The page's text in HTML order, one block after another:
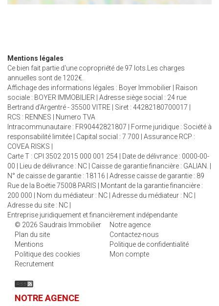
Mentions légales
Ce bien fait partie d'une copropriété de 97 lots.Les charges
annuelles sont de 1202€.
Affichage des informations légales : Boyer Immobilier | Raison
sociale : BOYER IMMOBILIER | Adresse siège social : 24 rue
Bertrand d'Argentré - 35500 VITRE | Siret : 44282180700017 |
RCS : RENNES | Numero TVA
Intracommunautaire : FR90442821807 | Forme juridique : Société à
responsabilité limitée | Capital social : 7 700 | Assurance RCP :
COVEA RISKS |
Carte T : CPI 3502 2015 000 001 254 | Date de délivrance : 0000-00-
00 | Lieu de délivrance : NC | Caisse de garantie financière : GALIAN. |
N° de caisse de garantie : 18116 | Adresse caisse de garantie : 89
Rue de la Boétie 75008 PARIS | Montant de la garantie financière :
200 000 | Nom du médiateur : NC | Adresse du médiateur : NC |
Adresse du site : NC |
Entreprise juridiquement et financièrement indépendante
© 2026 Saudrais Immobilier
Notre agence
Plan du site
Contactez-nous
Mentions
Politique de confidentialité
Politique des cookies
Mon compte
Recrutement
NOTRE AGENCE